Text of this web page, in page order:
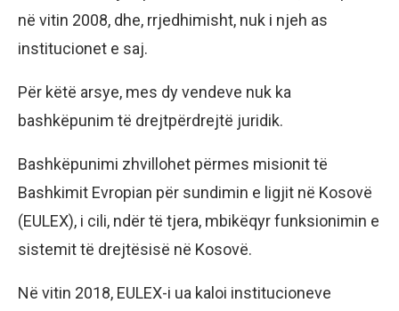
në vitin 2008, dhe, rrjedhimisht, nuk i njeh as
institucionet e saj.
Për këtë arsye, mes dy vendeve nuk ka
bashkëpunim të drejtpërdrejtë juridik.
Bashkëpunimi zhvillohet përmes misionit të
Bashkimit Evropian për sundimin e ligjit në Kosovë
(EULEX), i cili, ndër të tjera, mbikëqyr funksionimin e
sistemit të drejtësisë në Kosovë.
Në vitin 2018, EULEX-i ua kaloi institucioneve